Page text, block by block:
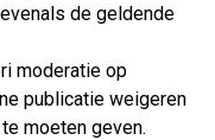
de geldende
moderatie op
publicatie weigeren
moeten geven.